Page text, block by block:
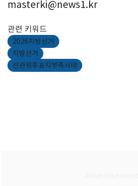
masterki@news1.kr
관련 키워드
2026지방선거
지방선거
선관위투표지부족사태